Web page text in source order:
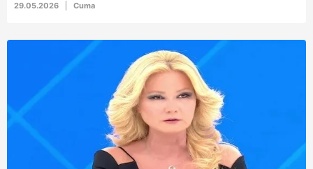
29.05.2026 Cuma